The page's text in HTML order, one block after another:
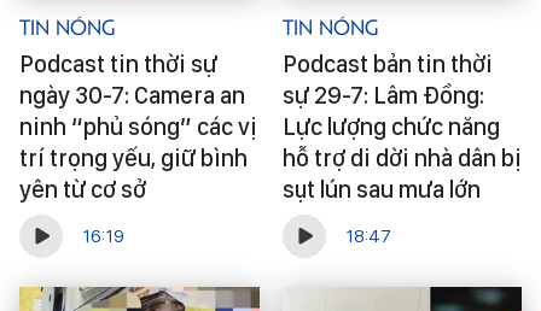
Tin Nóng
Podcast tin thời sự
ngày 30-7: Camera an
ninh “phủ sóng” các vị
trí trọng yếu, giữ bình
yên từ cơ sở
16:19
Tin Nóng
Podcast bản tin thời
sự 29-7: Lâm Đồng:
Lực lượng chức năng
hỗ trợ di dời nhà dân bị
sụt lún sau mưa lớn
18:47